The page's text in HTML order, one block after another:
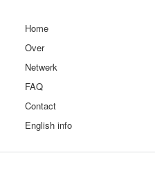
Home
Over
Netwerk
FAQ
Contact
English info